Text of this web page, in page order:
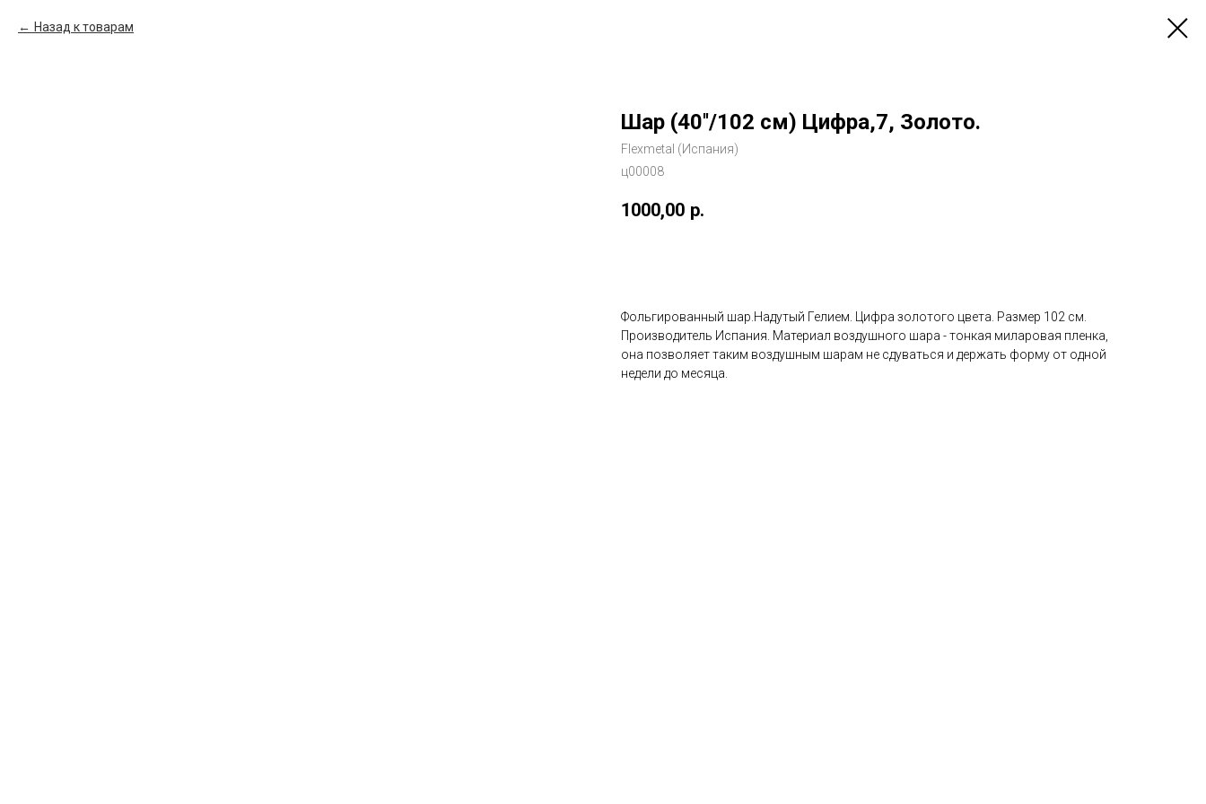
Назад к товарам
Шар (40''/102 см) Цифра,7, Золото.
Flexmetal (Испания)
ц00008
1000,00 р.
Фольгированный шар.Надутый Гелием. Цифра золотого цвета. Размер 102 см.
Производитель Испания. Материал воздушного шара - тонкая миларовая пленка,
она позволяет таким воздушным шарам не сдуваться и держать форму от одной
недели до месяца.